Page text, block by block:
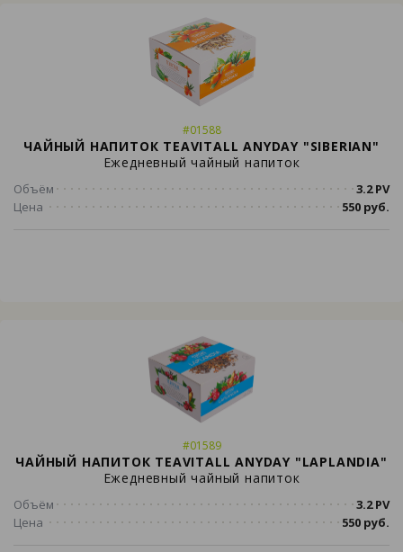
#01588
ЧАЙНЫЙ НАПИТОК TEAVITALL ANYDAY "SIBERIAN"
Ежедневный чайный напиток
Объём
3.2 PV
Цена
550 руб.
#01589
ЧАЙНЫЙ НАПИТОК TEAVITALL ANYDAY "LAPLANDIA"
Ежедневный чайный напиток
Объём
3.2 PV
Цена
550 руб.